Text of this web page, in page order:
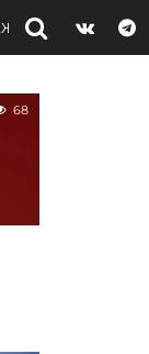
ИНТЕРВЬЮ
68